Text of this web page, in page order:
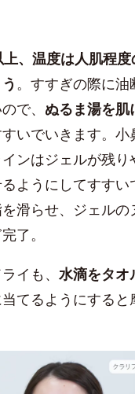
、温度は人肌程
。すすぎの際に
で、 ぬるま湯を肌
いでいきます。小
ンはジェルが残り
ようにしてすすい
滑らせ、ジェルの
了。
イも、 水滴をタオ
てるようにすると